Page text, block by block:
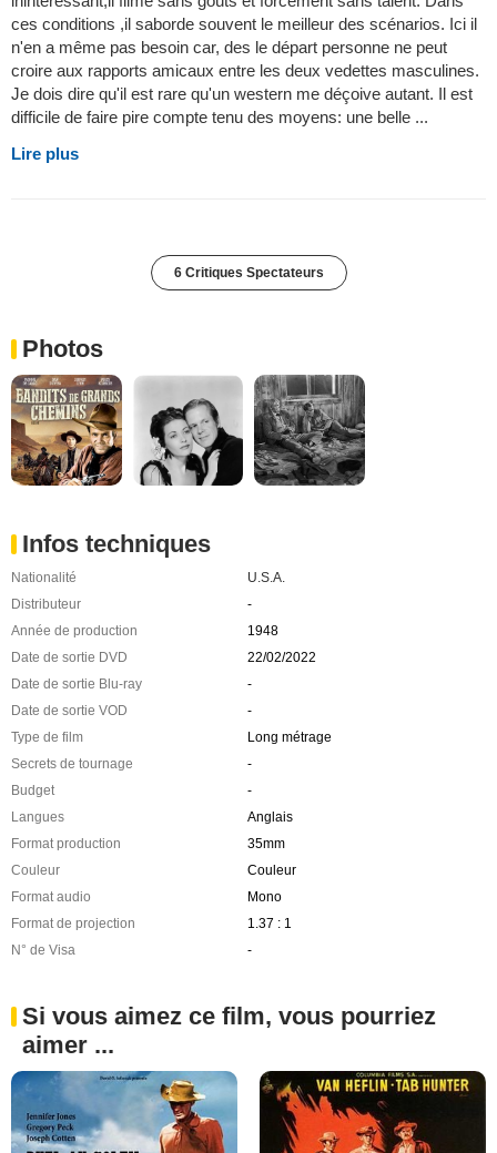
ces conditions ,il saborde souvent le meilleur des scénarios. Ici il
n'en a même pas besoin car, des le départ personne ne peut
croire aux rapports amicaux entre les deux vedettes masculines.
Je dois dire qu'il est rare qu'un western me déçoive autant. Il est
difficile de faire pire compte tenu des moyens: une belle ...
Lire plus
6 Critiques Spectateurs
Photos
Infos techniques
Nationalité
U.S.A.
Distributeur
-
Année de production
1948
Date de sortie DVD
22/02/2022
Date de sortie Blu-ray
-
Date de sortie VOD
-
Type de film
Long métrage
Secrets de tournage
-
Budget
-
Langues
Anglais
Format production
35mm
Couleur
Couleur
Format audio
Mono
Format de projection
1.37 : 1
N° de Visa
-
Si vous aimez ce film, vous pourriez
aimer ...